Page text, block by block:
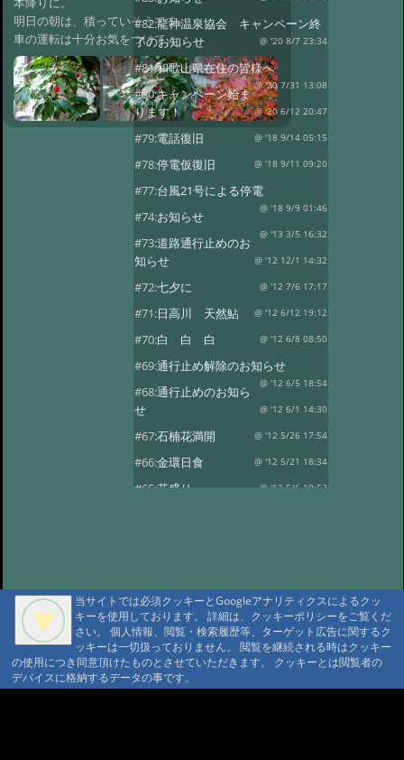
明日の朝は、積っていそうです。
車の運転は十分お気をつけて。
#82:龍神温泉協会 キャンペーン終
了のお知らせ
@ '20 8/7 23:34
#81:和歌山県在住の皆様へ
@ '20 7/31 13:08
#80:キャンペーン始ま
ります！
@ '20 6/12 20:47
#79:電話復旧 @ '18 9/14 05:15
#78:停電仮復旧 @ '18 9/11 09:20
#77:台風21号による停電
@ '18 9/9 01:46
#74:お知らせ
@ '13 3/5 16:32
#73:道路通行止めのお
知らせ
@ '12 12/1 14:32
#72:七夕に @ '12 7/6 17:17
#71:日高川 天然鮎 @ '12 6/12 19:12
#70:白 白 白 @ '12 6/8 08:50
#69:通行止め解除のお知らせ
@ '12 6/5 18:54
#68:通行止めのお知ら
せ
@ '12 6/1 14:30
#67:石楠花満開 @ '12 5/26 17:54
#66:金環日食 @ '12 5/21 18:34
#65:花盛り @ '12 5/6 19:52
#61:龍神温泉の観燈祭 @ '12 3/27 19:46
#60:春一番？ @ '12 3/24 18:38
#59:寒の戻り @ '12 3/13 18:41
#58:春を探して… @ '12 3/3 15:24
当サイトでは必須クッキーとGoogleアナリティクスによるクッ
キーを使用しております。 詳細は、クッキーポリシーをご覧くだ
さい。 個人情報、閲覧・検索履歴等、ターゲット広告に関するク
ッキーは一切扱っておりません。 閲覧を継続される時はクッキー
の使用につき同意頂けたものとさせていただきます。 クッキーとは閲覧者の
デバイスに格納するデータの事です。